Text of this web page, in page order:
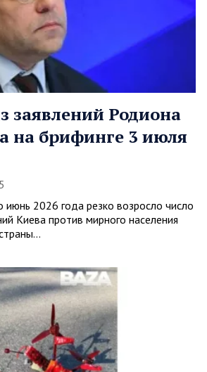
заявлений Родиона
на брифинге 3 июля
июнь 2026 года резко возросло число
Киева против мирного населения